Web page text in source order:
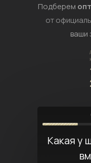
Подберем
от
ваши
Какая у